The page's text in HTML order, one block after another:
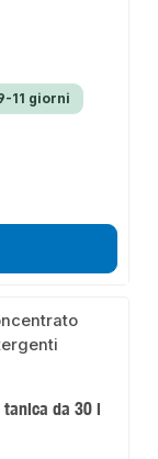
11 giorni
tanica da 30 l